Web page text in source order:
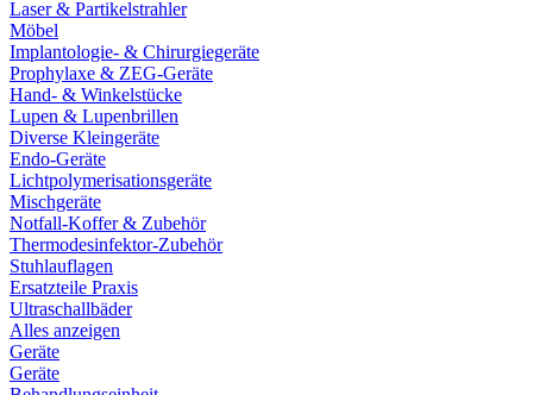
Laser & Partikelstrahler
Möbel
Implantologie- & Chirurgiegeräte
Prophylaxe & ZEG-Geräte
Hand- & Winkelstücke
Lupen & Lupenbrillen
Diverse Kleingeräte
Endo-Geräte
Lichtpolymerisationsgeräte
Mischgeräte
Notfall-Koffer & Zubehör
Thermodesinfektor-Zubehör
Stuhlauflagen
Ersatzteile Praxis
Ultraschallbäder
Alles anzeigen
Geräte
Geräte